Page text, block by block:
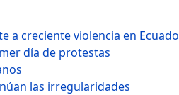
a creciente violencia en
día de protestas
las irregularidades